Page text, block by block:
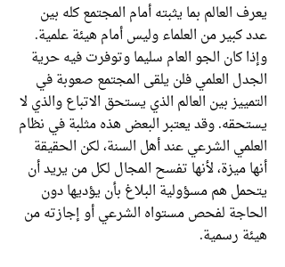
يعرف العالم بما يثبته أمام المجتمع كله بين
عدد كبير من العلماء وليس أمام هيئة علمية.
وإذا كان الجو العام سليما وتوفرت فيه حرية
الجدل العلمي فلن يلقى المجتمع صعوبة في
التمييز بين العالم الذي يستحق الاتباع والذي لا
يستحقه. وقد يعتبر البعض هذه مثلبة في نظام
العلمي الشرعي عند أهل السنة، لكن الحقيقة
أنها ميزة، لأنها تفسح المجال لكل من يريد أن
يتحمل هم مسؤولية البلاغ بأن يؤديها دون
الحاجة لفحص مستواه الشرعي أو إجازته من
هيئة رسمية.